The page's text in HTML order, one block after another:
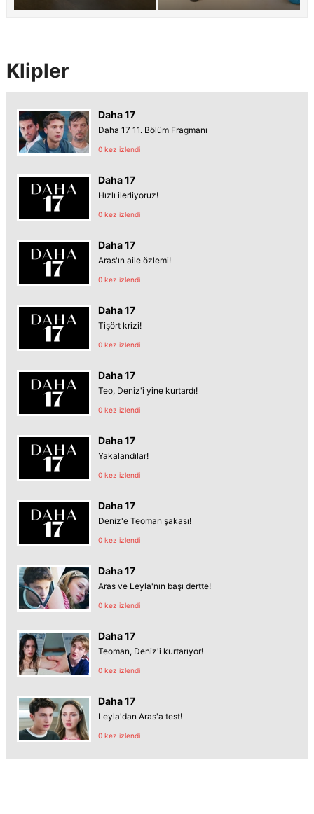
Klipler
Daha 17
Daha 17 11. Bölüm Fragmanı
0 kez izlendi
Daha 17
Hızlı ilerliyoruz!
0 kez izlendi
Daha 17
Aras'ın aile özlemi!
0 kez izlendi
Daha 17
Tişört krizi!
0 kez izlendi
Daha 17
Teo, Deniz'i yine kurtardı!
0 kez izlendi
Daha 17
Yakalandılar!
0 kez izlendi
Daha 17
Deniz'e Teoman şakası!
0 kez izlendi
Daha 17
Aras ve Leyla'nın başı dertte!
0 kez izlendi
Daha 17
Teoman, Deniz'i kurtarıyor!
0 kez izlendi
Daha 17
Leyla'dan Aras'a test!
0 kez izlendi